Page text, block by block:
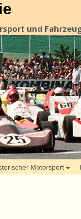
und
Motorsport